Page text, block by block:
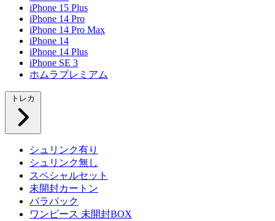
iPhone 15 Plus
iPhone 14 Pro
iPhone 14 Pro Max
iPhone 14
iPhone 14 Plus
iPhone SE 3
ホムラプレミアム
トレカ
シュリンク有り
シュリンク無し
スペシャルセット
未開封カートン
バラパック
ワンピース 未開封BOX